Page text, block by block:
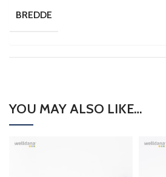
BREDDE
YOU MAY ALSO LIKE…